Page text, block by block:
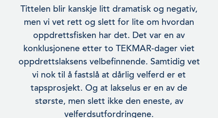
Tittelen blir kanskje litt dramatisk og negativ,
men vi vet rett og slett for lite om hvordan
oppdrettsfisken har det. Det var en av
konklusjonene etter to TEKMAR-dager viet
oppdrettslaksens velbefinnende. Samtidig vet
vi nok til å fastslå at dårlig vel­ferd er et
tapsprosjekt. Og at lakselus er en av de
største, men slett ikke den eneste, av
velferdsutfordringene.